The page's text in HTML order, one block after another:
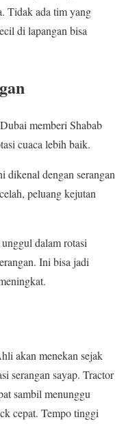
Tidak ada tim yang
di lapangan bisa
memberi Shabab
cuaca lebih baik.
dikenal dengan serangan
peluang kejutan
dalam rotasi
Ini bisa jadi
akan menekan sejak
serangan sayap. Tractor
sambil menunggu
cepat. Tempo tinggi